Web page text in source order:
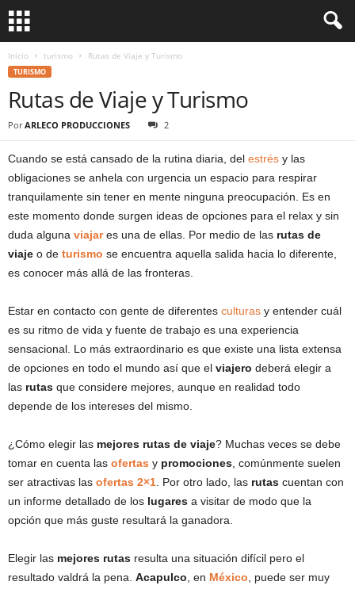
Inicio turismo Rutas de Viaje y Turismo
TURISMO
Rutas de Viaje y Turismo
Por ARLECO PRODUCCIONES 2
Cuando se está cansado de la rutina diaria, del estrés y las
obligaciones se anhela con urgencia un espacio para respirar
tranquilamente sin tener en mente ninguna preocupación. Es en
este momento donde surgen ideas de opciones para el relax y sin
duda alguna viajares una de ellas. Por medio de las rutas de
viaje o de turismo se encuentra aquella salida hacia lo diferente,
es conocer más allá de las fronteras.
Estar en contacto con gente de diferentes culturas y entender cuál
es su ritmo de vida y fuente de trabajo es una experiencia
sensacional. Lo más extraordinario es que existe una lista extensa
de opciones en todo el mundo así que el viajero deberá elegir a
las rutas que considere mejores, aunque en realidad todo
depende de los intereses del mismo.
¿Cómo elegir las mejores rutas de viaje? Muchas veces se debe
tomar en cuenta las ofertas y promociones , comúnmente suelen
ser atractivas las ofertas 2×1 . Por otro lado, las rutas cuentan con
un informe detallado de los lugares a visitar de modo que la
opción que más guste resultará la ganadora.
Elegir las mejores rutas resulta una situación difícil pero el
resultado valdrá la pena. Acapulco , en México , puede ser muy